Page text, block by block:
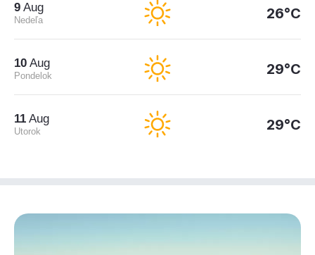
9 Aug
Nedeľa 26°C
10 Aug
Pondelok 29°C
11 Aug
Utorok 29°C